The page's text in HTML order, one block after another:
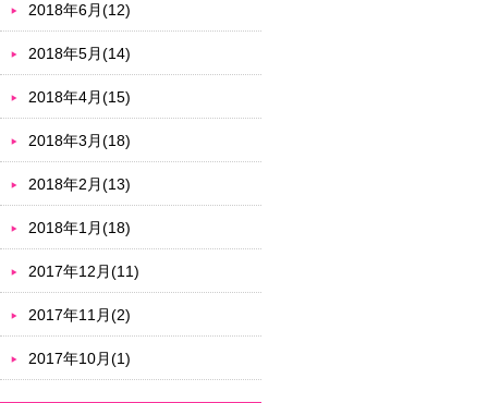
2018年6月(12)
2018年5月(14)
2018年4月(15)
2018年3月(18)
2018年2月(13)
2018年1月(18)
2017年12月(11)
2017年11月(2)
2017年10月(1)